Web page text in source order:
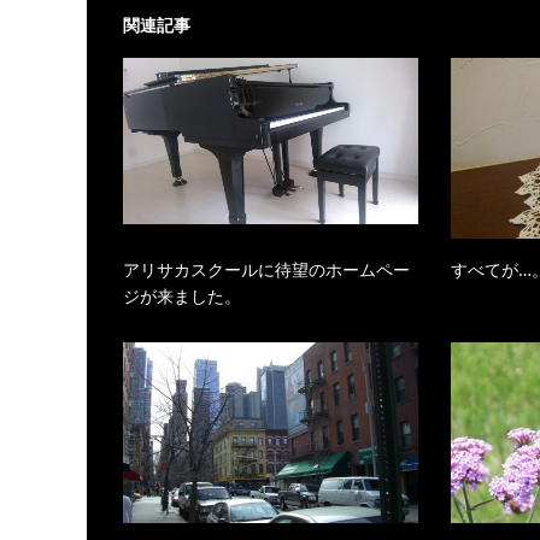
関連記事
アリサカスクールに待望のホームペー
ジが来ました。
すべてが…。